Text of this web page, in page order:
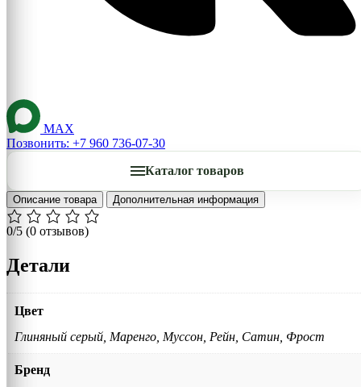
MAX
Позвонить: +7 960 736-07-30
Каталог товаров
Описание товара Дополнительная информация
0/5 (0 отзывов)
Детали
Цвет
Глиняный серый, Маренго, Муссон, Рейн, Сатин, Фрост
Бренд